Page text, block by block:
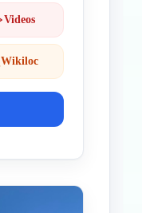
Videos
Wikiloc